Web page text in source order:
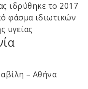
ιδρύθηκε το 2017
φάσμα ιδιωτικών
υγείας
– Αθήνα